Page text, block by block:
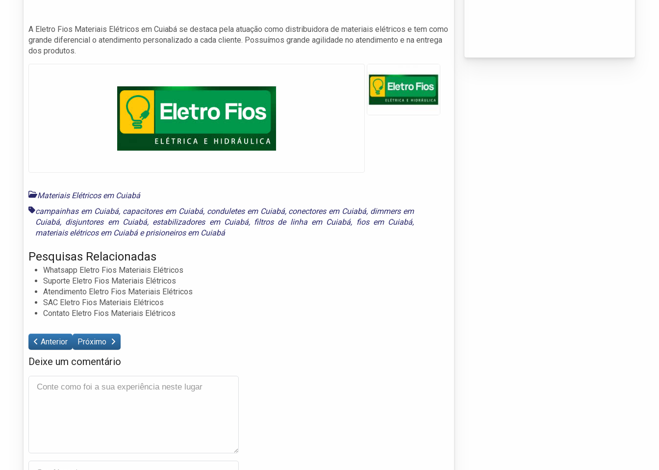
A Eletro Fios Materiais Elétricos em Cuiabá se destaca pela atuação como distribuidora de materiais elétricos e tem como
grande diferencial o atendimento personalizado a cada cliente. Possuímos grande agilidade no atendimento e na entrega
dos produtos.
Materiais Elétricos em Cuiabá
campainhas em Cuiabá, capacitores em Cuiabá, conduletes em Cuiabá, conectores em Cuiabá, dimmers em
Cuiabá, disjuntores em Cuiabá, estabilizadores em Cuiabá, filtros de linha em Cuiabá, fios em Cuiabá,
materiais elétricos em Cuiabáeprisioneiros em Cuiabá
Pesquisas Relacionadas
Whatsapp Eletro Fios Materiais Elétricos
Suporte Eletro Fios Materiais Elétricos
Atendimento Eletro Fios Materiais Elétricos
SAC Eletro Fios Materiais Elétricos
Contato Eletro Fios Materiais Elétricos
Anterior Próximo
Deixe um comentário